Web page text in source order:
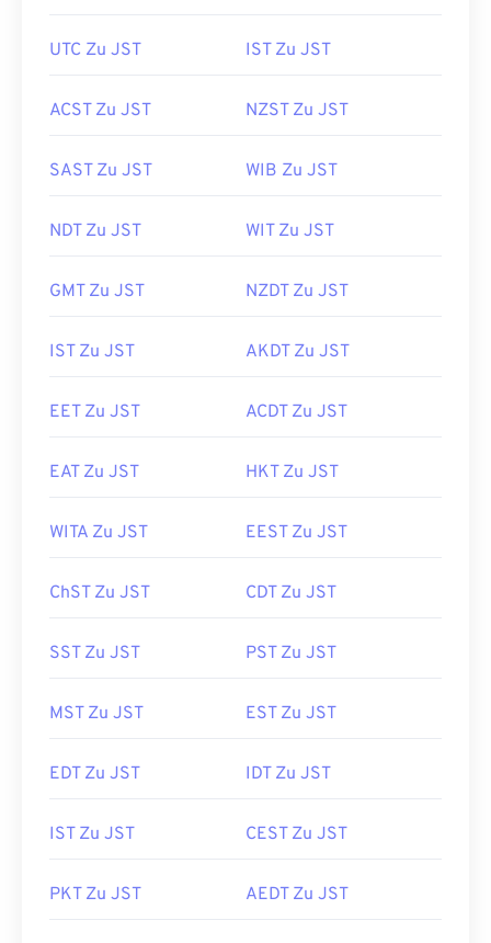
UTC Zu JST IST Zu JST
ACST Zu JST NZST Zu JST
SAST Zu JST WIB Zu JST
NDT Zu JST WIT Zu JST
GMT Zu JST NZDT Zu JST
IST Zu JST AKDT Zu JST
EET Zu JST ACDT Zu JST
EAT Zu JST HKT Zu JST
WITA Zu JST EEST Zu JST
ChST Zu JST CDT Zu JST
SST Zu JST PST Zu JST
MST Zu JST EST Zu JST
EDT Zu JST IDT Zu JST
IST Zu JST CEST Zu JST
PKT Zu JST AEDT Zu JST